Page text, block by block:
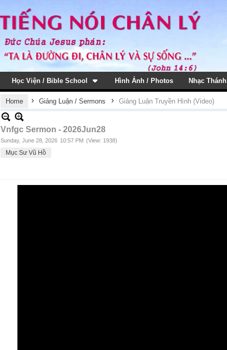
Học Viện / Bible School Hình Ảnh / Photos Nhạc Thánh
Home › Giảng Luận / Sermons › Giảng Luận Truyền Hình (Video)
Vnfgc Sermon - 2026Jun28
Sunday, June 28, 2026 10:57 PM (View: 1938)
Mục Sư Vũ Hồ